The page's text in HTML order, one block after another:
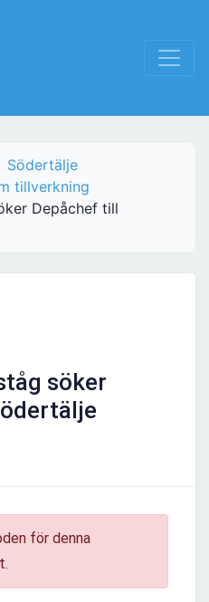
Södertälje
tillverkning
Depåchef till
söker
för denna